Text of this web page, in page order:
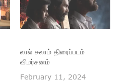
லால் சலாம் திரைப்படம்
விமர்சனம்
February 11, 2024